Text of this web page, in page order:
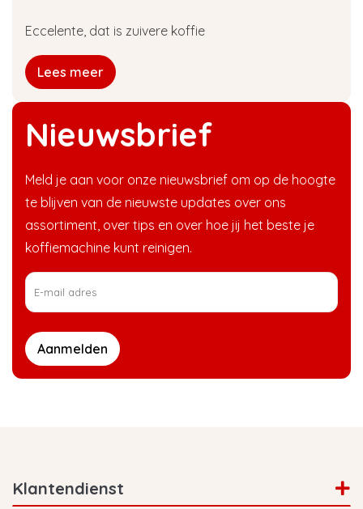
Nieuwsbrief
Meld je aan voor onze nieuwsbrief om op de hoogte
te blijven van de nieuwste updates over ons
assortiment, over tips en over hoe jij het beste je
koffiemachine kunt reinigen.
Aanmelden
Eccelente, dat is zuivere koffie
Lees meer
Klantendienst